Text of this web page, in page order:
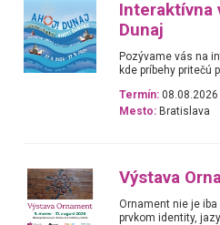
Interaktívna
Dunaj
Pozývame vás na
kde príbehy pritečú
Termín:
Mesto: Bratislava
Výstava
Ornament nie je iba
prvkom identity,